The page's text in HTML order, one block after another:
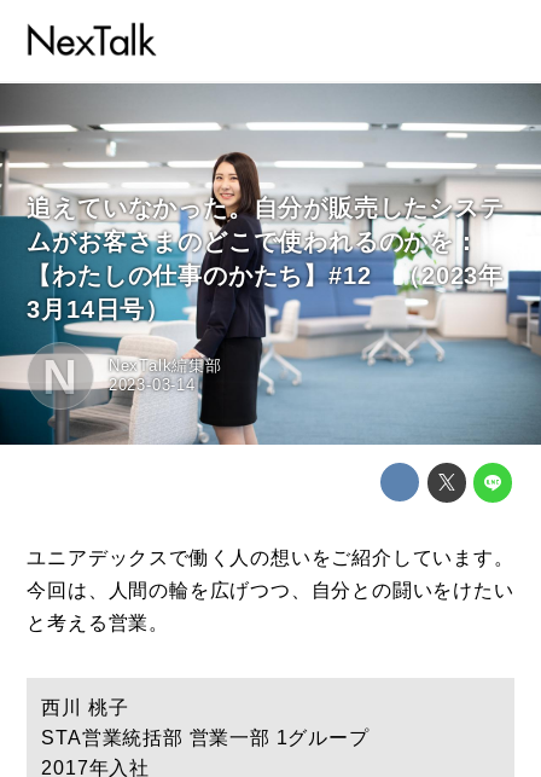
追えていなかった。自分が販売したシステ
ムがお客さまのどこで使われるのかを：
【わたしの仕事のかたち】#12 （2023年
3月14日号）
N 2023-03-14
NexTalk編集部
ユニアデックスで働く人の想いをご紹介しています。
今回は、人間の輪を広げつつ、自分との闘いをけたい
と考える営業。
西川 桃子
STA営業統括部 営業一部 1グループ
2017年入社